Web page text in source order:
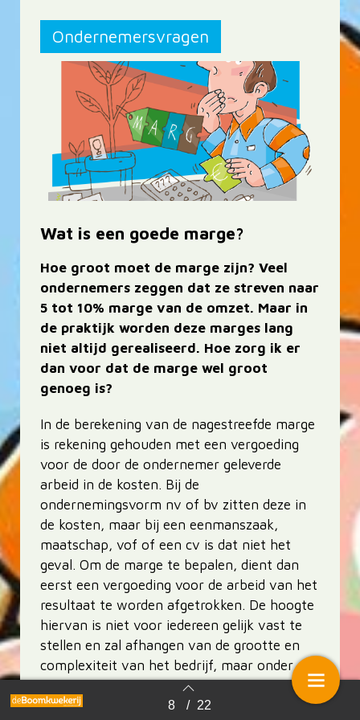
Terug naar overzicht 8 / 22
Ondernemersvragen
Wat is een goede marge?
Hoe groot moet de marge zijn? Veel
ondernemers zeggen dat ze streven naar
5 tot 10% marge van de omzet. Maar in
de praktijk worden deze marges lang
niet altijd gerealiseerd. Hoe zorg ik er
dan voor dat de marge wel groot
genoeg is?
In de berekening van de nagestreefde marge
is rekening gehouden met een vergoeding
voor de door de ondernemer geleverde
arbeid in de kosten. Bij de
ondernemingsvorm nv of bv zitten deze in
de kosten, maar bij een eenmanszaak,
maatschap, vof of een cv is dat niet het
geval. Om de marge te bepalen, dient dan
eerst een vergoeding voor de arbeid van het
resultaat te worden afgetrokken. De hoogte
hiervan is niet voor iedereen gelijk vast te
stellen en zal afhangen van de grootte en
complexiteit van het bedrijf, maar onder de
minimale fiscale norm van het salaris van de
directeur van een bv waarvan hij of zij